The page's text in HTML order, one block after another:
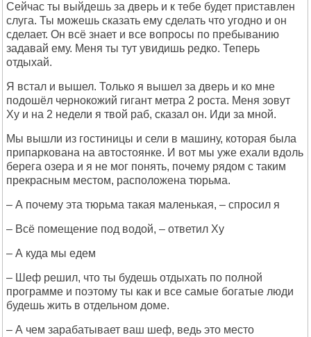
Сейчас ты выйдешь за дверь и к тебе будет приставлен
слуга. Ты можешь сказать ему сделать что угодно и он
сделает. Он всё знает и все вопросы по пребыванию
задавай ему. Меня ты тут увидишь редко. Теперь
отдыхай.
Я встал и вышел. Только я вышел за дверь и ко мне
подошёл чернокожий гигант метра 2 роста. Меня зовут
Ху и на 2 недели я твой раб, сказал он. Иди за мной.
Мы вышли из гостиницы и сели в машину, которая была
припаркована на автостоянке. И вот мы уже ехали вдоль
берега озера и я не мог понять, почему рядом с таким
прекрасным местом, расположена тюрьма.
– А почему эта тюрьма такая маленькая, – спросил я
– Всё помещение под водой, – ответил Ху
– А куда мы едем
– Шеф решил, что ты будешь отдыхать по полной
программе и поэтому ты как и все самые богатые люди
будешь жить в отдельном доме.
– А чем зарабатывает ваш шеф, ведь это место